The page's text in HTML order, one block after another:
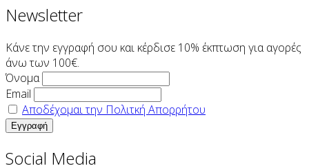
Newsletter
Κάνε την εγγραφή σου και κέρδισε 10% έκπτωση για αγορές
άνω των 100€.
Όνομα
Email
Αποδέχομαι την Πολιτκή Απορρήτου
Social Media